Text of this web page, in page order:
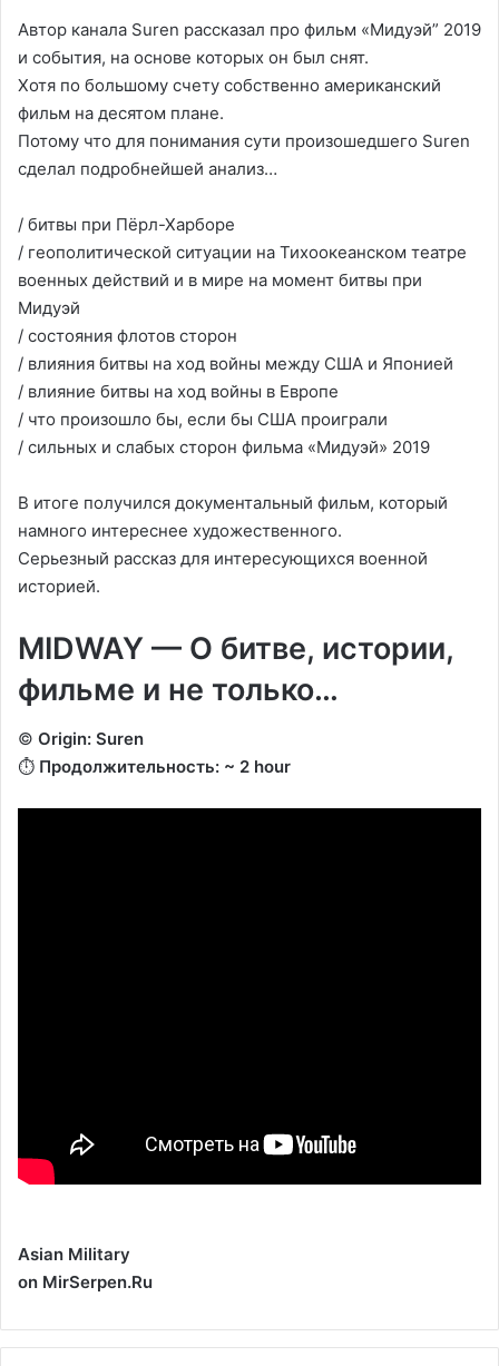
Автор канала Suren рассказал про фильм «Мидуэй” 2019
и события, на основе которых он был снят.
Хотя по большому счету собственно американский
фильм на десятом плане.
Потому что для понимания сути произошедшего Suren
сделал подробнейшей анализ…
/ битвы при Пёрл-Харборе
/ геополитической ситуации на Тихоокеанском театре
военных действий и в мире на момент битвы при
Мидуэй
/ состояния флотов сторон
/ влияния битвы на ход войны между США и Японией
/ влияние битвы на ход войны в Европе
/ что произошло бы, если бы США проиграли
/ сильных и слабых сторон фильма «Мидуэй» 2019
В итоге получился документальный фильм, который
намного интереснее художественного.
Серьезный рассказ для интересующихся военной
историей.
MIDWAY — О битве, истории,
фильме и не только…
©️ Origin: Suren
⏱️ Продолжительность: ~ 2 hour
Asian Military
on MirSerpen.Ru